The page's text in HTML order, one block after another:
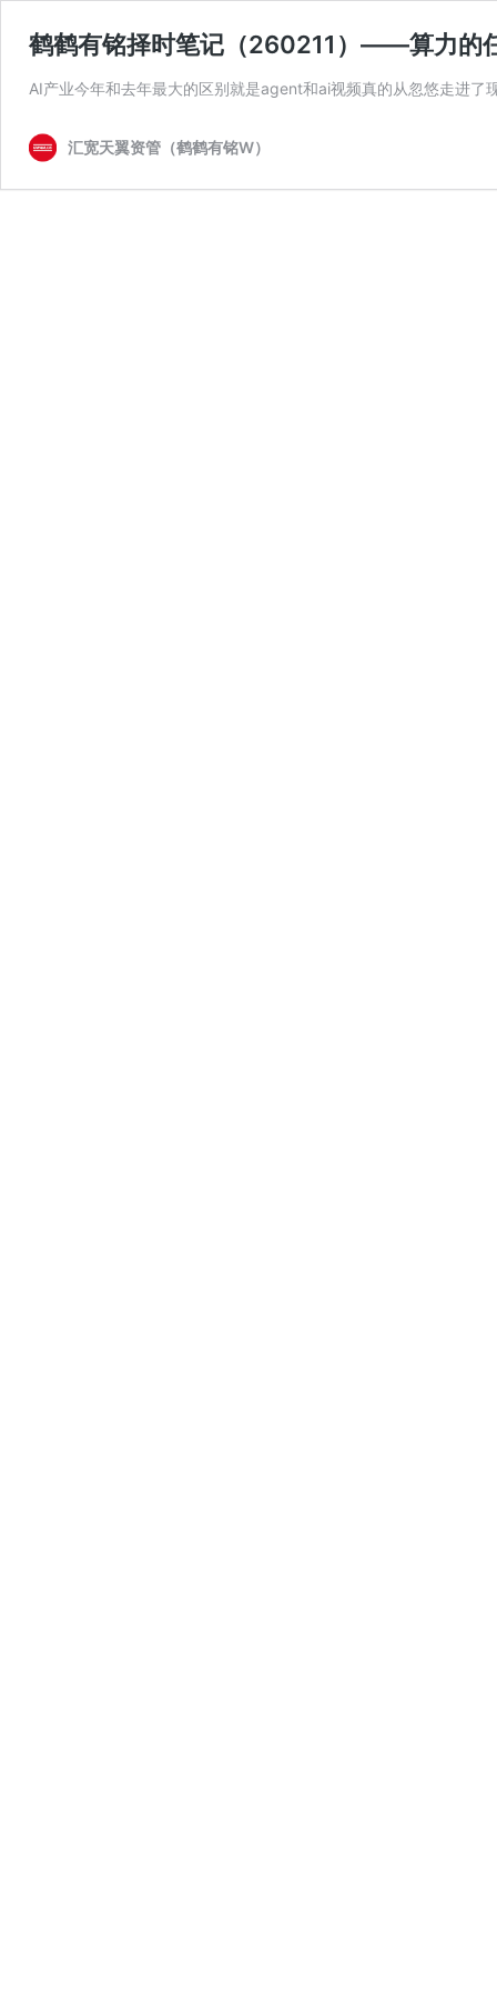
鹤鹤有铭择时笔记（260211）——算力的
AI产业今年和去年最大的区别就是agent和ai视频真的从忽悠走进
汇宽天翼资管（鹤鹤有铭W）